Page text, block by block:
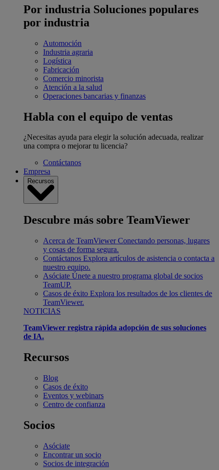
Por industria Soluciones populares
por industria
Automoción
Industria agraria
Logística
Fabricación
Comercio minorista
Atención a la salud
Operaciones bancarias y finanzas
Habla con el equipo de ventas
¿Necesitas ayuda para elegir la solución adecuada, realizar
una compra o mejorar tu licencia?
Contáctanos
Empresa
Recursos
Descubre más sobre TeamViewer
Acerca de TeamViewer Conectando personas, lugares
y cosas de forma segura.
Contáctanos Explora artículos de asistencia o contacta a
nuestro equipo.
Asóciate Únete a nuestro programa global de socios
TeamUP.
Casos de éxito Explora los resultados de los clientes de
TeamViewer.
NOTICIAS
TeamViewer registra rápida adopción de sus soluciones
de IA.
Recursos
Blog
Casos de éxito
Eventos y webinars
Centro de confianza
Socios
Asóciate
Encontrar un socio
Socios de integración